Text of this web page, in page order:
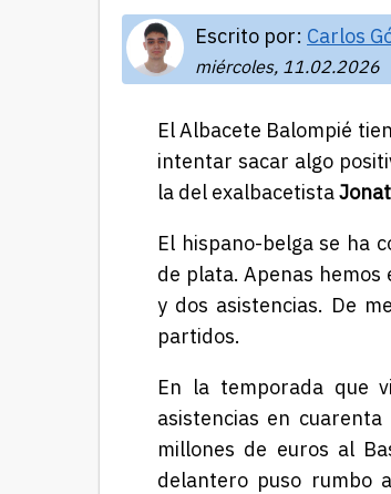
Escrito por: Carlos
miércoles, 11.02.2026
El Albacete Balompié
intentar sacar algo
la del exalbacetista
El hispano-belga se ha
de plata. Apenas hemos
y dos asistencias. De
partidos.
En la temporada que
asistencias en
millones de euros al
delantero puso rumbo